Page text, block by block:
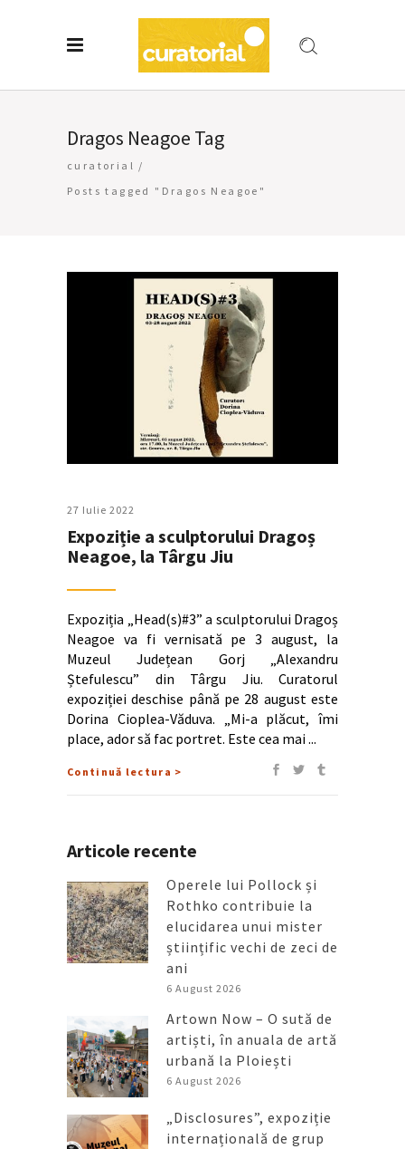
Dragos Neagoe Tag
curatorial /
Posts tagged "Dragos Neagoe"
27 Iulie 2022
Expoziție a sculptorului Dragoș
Neagoe, la Târgu Jiu
Expoziția „Head(s)#3” a sculptorului Dragoș
Neagoe va fi vernisată pe 3 august, la
Muzeul Județean Gorj „Alexandru
Ștefulescu” din Târgu Jiu. Curatorul
expoziției deschise până pe 28 august este
Dorina Cioplea-Văduva. „Mi-a plăcut, îmi
place, ador să fac portret. Este cea mai
Continuă lectura >
Articole recente
Operele lui Pollock și
Rothko contribuie la
elucidarea unui mister
științific vechi de zeci de
ani
6 August 2026
Artown Now – O sută de
artiști, în anuala de artă
urbană la Ploiești
6 August 2026
„Disclosures”, expoziție
internațională de grup